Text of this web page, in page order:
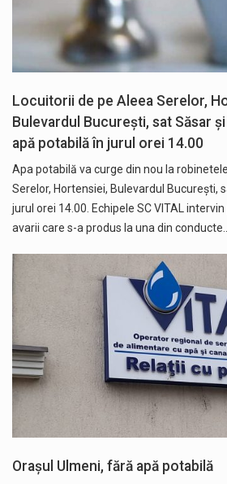
Locuitorii de pe Aleea Serelor,
Bulevardul București, sat Săsar
apă potabilă în jurul orei 14.00
Apa potabilă va curge din nou la
Serelor, Hortensiei, Bulevardul București,
jurul orei 14.00. Echipele SC VITAL
avarii care s-a produs la una din conducte.…
Orașul Ulmeni, fără apă potabilă